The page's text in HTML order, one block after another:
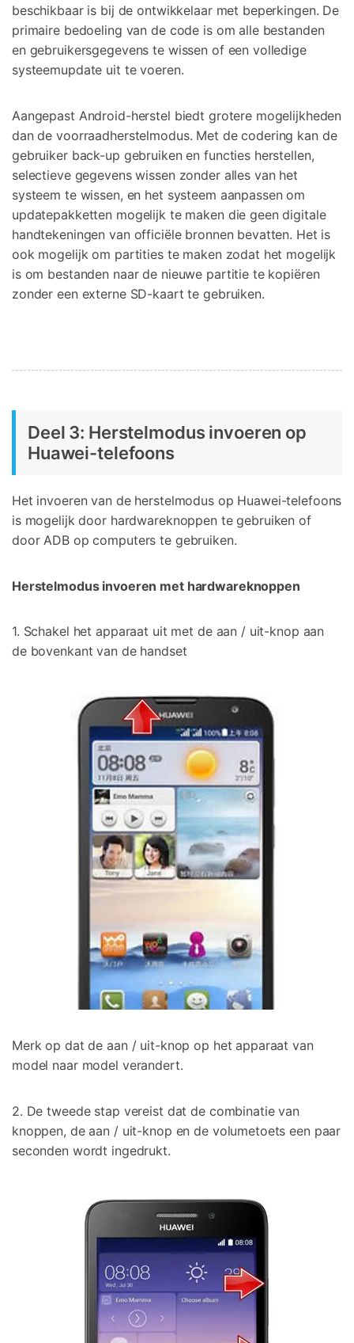
beschikbaar is bij de ontwikkelaar met beperkingen. De
primaire bedoeling van de code is om alle bestanden
en gebruikersgegevens te wissen of een volledige
systeemupdate uit te voeren.
Aangepast Android-herstel biedt grotere mogelijkheden
dan de voorraadherstelmodus. Met de codering kan de
gebruiker back-up gebruiken en functies herstellen,
selectieve gegevens wissen zonder alles van het
systeem te wissen, en het systeem aanpassen om
updatepakketten mogelijk te maken die geen digitale
handtekeningen van officiële bronnen bevatten. Het is
ook mogelijk om partities te maken zodat het mogelijk
is om bestanden naar de nieuwe partitie te kopiëren
zonder een externe SD-kaart te gebruiken.
Deel 3: Herstelmodus invoeren op
Huawei-telefoons
Het invoeren van de herstelmodus op Huawei-telefoons
is mogelijk door hardwareknoppen te gebruiken of
door ADB op computers te gebruiken.
Herstelmodus invoeren met hardwareknoppen
1. Schakel het apparaat uit met de aan / uit-knop aan
de bovenkant van de handset
Merk op dat de aan / uit-knop op het apparaat van
model naar model verandert.
2. De tweede stap vereist dat de combinatie van
knoppen, de aan / uit-knop en de volumetoets een paar
seconden wordt ingedrukt.